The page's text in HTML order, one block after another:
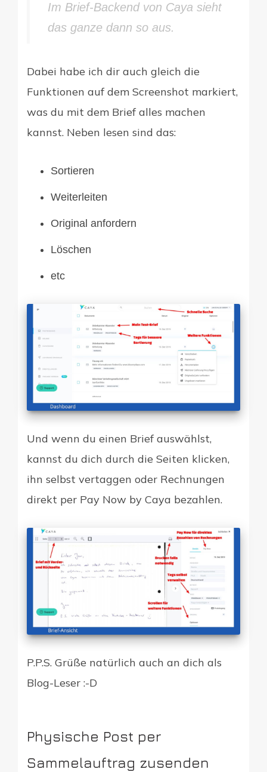
Im Brief-Backend von Caya sieht
das ganze dann so aus.
Dabei habe ich dir auch gleich die
Funktionen auf dem Screenshot markiert,
was du mit dem Brief alles machen
kannst. Neben lesen sind das:
Sortieren
Weiterleiten
Original anfordern
Löschen
etc
Und wenn du einen Brief auswählst,
kannst du dich durch die Seiten klicken,
ihn selbst vertaggen oder Rechnungen
direkt per Pay Now by Caya bezahlen.
P.P.S. Grüße natürlich auch an dich als
Blog-Leser :-D
Physische Post per
Sammelauftrag zusenden